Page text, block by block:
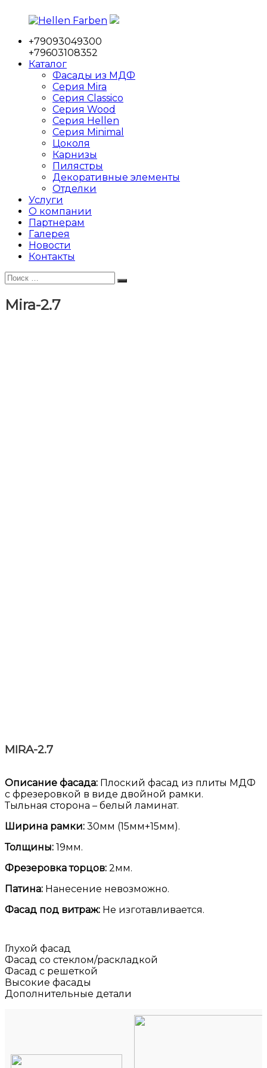
Перейти
содержимому
Hellen
Farben
Фабрика
мебельных
фасадов
+79093049300
+79603108352
Каталог
Фасады из МДФ
Серия Mira
Серия Classico
Серия Wood
Серия Hellen
Серия Minimal
Цоколя
Карнизы
Пилястры
Декоративные элементы
Отделки
Услуги
О компании
Партнерам
Галерея
Новости
Контакты
Искать:
Поиск
Mira-2.7
MIRA-2.7
Описание фасада: Плоский фасад из плиты МДФ
с фрезеровкой в виде двойной рамки.
Тыльная сторона – белый ламинат.
Ширина рамки: 30мм (15мм+15мм).
Толщины: 19мм.
Фрезеровка торцов: 2мм.
Патина: Нанесение невозможно.
Фасад под витраж: Не изготавливается.
Глухой фасад
Фасад со стеклом/раскладкой
Фасад с решеткой
Высокие фасады
Дополнительные детали